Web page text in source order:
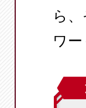
ら
ワー